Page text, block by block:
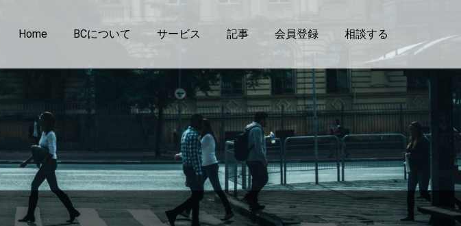
Home BCについて サービス 記事 会員登録 相談する